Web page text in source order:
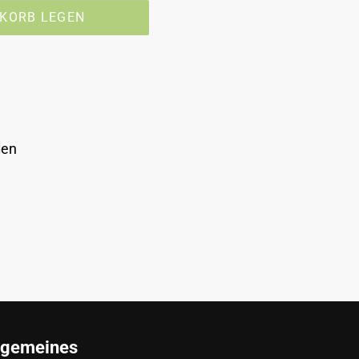
LEGEN